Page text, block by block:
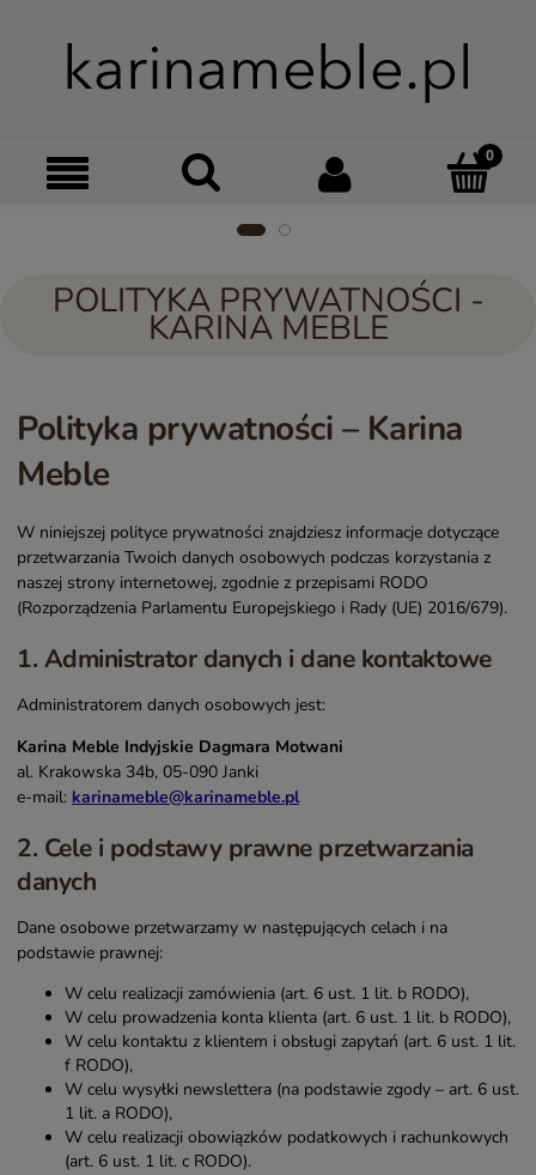
Menu Szukaj Moje
POLITYKA PRYWATNOŚCI -
KARINA MEBLE
Polityka prywatności – Karina
Meble
W niniejszej polityce prywatności znajdziesz informacje dotyczące
przetwarzania Twoich danych osobowych podczas korzystania z
naszej strony internetowej, zgodnie z przepisami RODO
(Rozporządzenia Parlamentu Europejskiego i Rady (UE) 2016/679).
1. Administrator danych i dane kontaktowe
Administratorem danych osobowych jest:
Karina Meble Indyjskie Dagmara Motwani
al. Krakowska 34b, 05-090 Janki
e-mail: karinameble@karinameble.pl
2. Cele i podstawy prawne przetwarzania
danych
Dane osobowe przetwarzamy w następujących celach i na
podstawie prawnej:
W celu realizacji zamówienia (art. 6 ust. 1 lit. b RODO),
W celu prowadzenia konta klienta (art. 6 ust. 1 lit. b RODO),
W celu kontaktu z klientem i obsługi zapytań (art. 6 ust. 1 lit.
f RODO),
W celu wysyłki newslettera (na podstawie zgody – art. 6 ust.
1 lit. a RODO),
W celu realizacji obowiązków podatkowych i rachunkowych
(art. 6 ust. 1 lit. c RODO).